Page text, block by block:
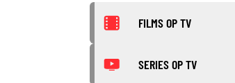
FILMS OP TV
SERIES OP TV